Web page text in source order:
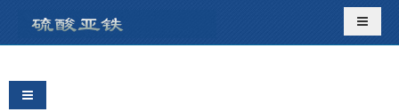
导航切
导航切换